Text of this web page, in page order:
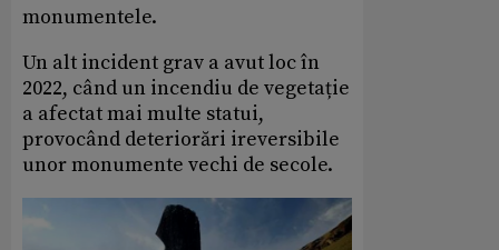
monumentele.
Un alt incident grav a avut loc în
2022, când un incendiu de vegetație
a afectat mai multe statui,
provocând deteriorări ireversibile
unor monumente vechi de secole.